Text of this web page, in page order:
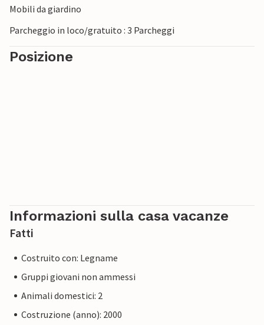
Mobili da giardino
Parcheggio in loco/gratuito : 3 Parcheggi
Posizione
Informazioni sulla casa vacanze
Fatti
Costruito con: Legname
Gruppi giovani non ammessi
Animali domestici: 2
Costruzione (anno): 2000